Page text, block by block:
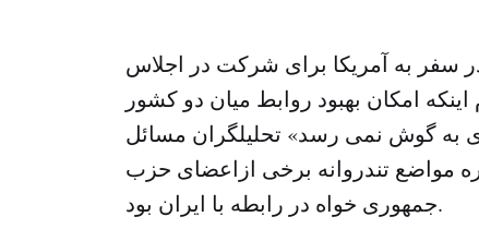
سفر به آمریکا برای شرکت در اجلاس
امکان بهبود روابط میان دو کشور
به گوش نمی رسد» تحلیلگران مسائل
مواضع تندروانه برخی ازاعضای حزب
جمهوری خواه در رابطه با ایران بود.